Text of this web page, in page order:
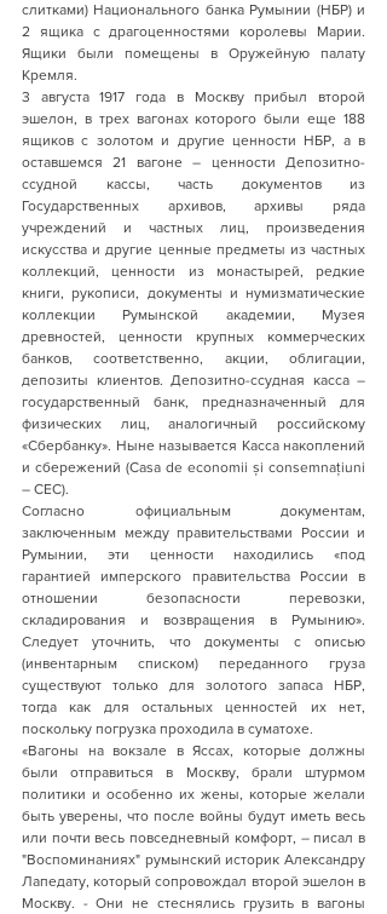
слитками) Национального банка Румынии (НБР) и
2 ящика с драгоценностями королевы Марии.
Ящики были помещены в Оружейную палату
Кремля.
3 августа 1917 года в Москву прибыл второй
эшелон, в трех вагонах которого были еще 188
ящиков с золотом и другие ценности НБР, а в
оставшемся 21 вагоне – ценности Депозитно-
ссудной кассы, часть документов из
Государственных архивов, архивы ряда
учреждений и частных лиц, произведения
искусства и другие ценные предметы из частных
коллекций, ценности из монастырей, редкие
книги, рукописи, документы и нумизматические
коллекции Румынской академии, Музея
древностей, ценности крупных коммерческих
банков, соответственно, акции, облигации,
депозиты клиентов. Депозитно-ссудная касса –
государственный банк, предназначенный для
физических лиц, аналогичный российскому
«Сбербанку». Ныне называется Касса накоплений
и сбережений (Casa de economii și consemnațiuni
– CEC).
Согласно официальным документам,
заключенным между правительствами России и
Румынии, эти ценности находились «под
гарантией имперского правительства России в
отношении безопасности перевозки,
складирования и возвращения в Румынию».
Следует уточнить, что документы с описью
(инвентарным списком) переданного груза
существуют только для золотого запаса НБР,
тогда как для остальных ценностей их нет,
поскольку погрузка проходила в суматохе.
«Вагоны на вокзале в Яссах, которые должны
были отправиться в Москву, брали штурмом
политики и особенно их жены, которые желали
быть уверены, что после войны будут иметь весь
или почти весь повседневный комфорт, – писал в
"Воспоминаниях" румынский историк Александру
Лапедату, который сопровождал второй эшелон в
Москву. - Они не стеснялись грузить в вагоны